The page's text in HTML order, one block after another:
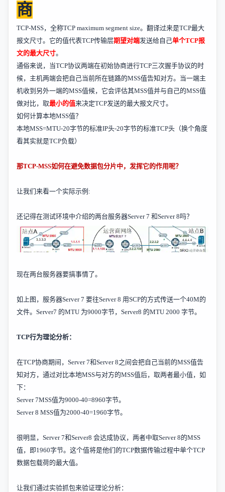
商
TCP-MSS，全称TCP maximum segment size。翻译过来是TCP最大
报文尺寸。它的值代表TCP传输层期望对端发送给自己单个TCP报
文的最大尺寸。
通俗来说，当TCP协议两端在初始协商进行TCP三次握手协议的时
候，主机两端会把自己当前所在链路的MSS值告知对方。当一端主
机收到另外一端的MSS值候，它会评估其MSS值并与自己的MSS值
做对比，取最小的值来决定TCP发送的最大报文尺寸。
如何计算本地MSS值？
本地MSS=MTU-20字节的标准IP头-20字节的标准TCP头（换个角度
看其实就是TCP负载）
那TCP-MSS如何在避免数据包分片中，发挥它的作用呢？
让我们来看一个实际示例 :
还记得在测试环境中介绍的两台服务器Server 7 和Server 8吗？
现在两台服务器要搞事情了。
如上图，服务器Server 7 要往Server 8 用SCP的方式传送一个40M的
文件。 Server7 的MTU 为9000字节， Server8 的MTU 2000 字节。
TCP行为理论分析：
在TCP协商期间， Server 7和Server 8之间会把自己当前的MSS值告
知对方，通过对比本地MSS与对方的MSS值后，取两者最小值，如
下：
Server 7MSS值为9000-40=8960字节。
Server 8 MSS值为2000-40=1960字节。
很明显， Server 7和Server8 会达成协议，两者中取Server 8的MSS
值，即1960字节。这个值将是他们的TCP数据传输过程中单个TCP
数据包载荷的最大值。
让我们通过实验抓包来验证理论分析：